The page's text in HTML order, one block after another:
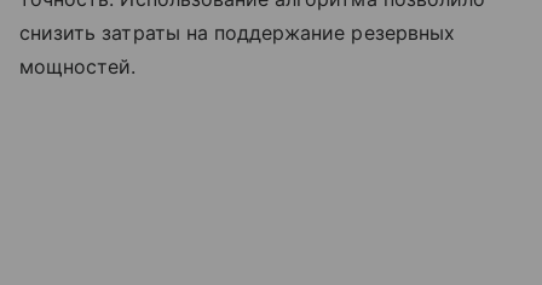
снизить затраты на поддержание резервных
мощностей.